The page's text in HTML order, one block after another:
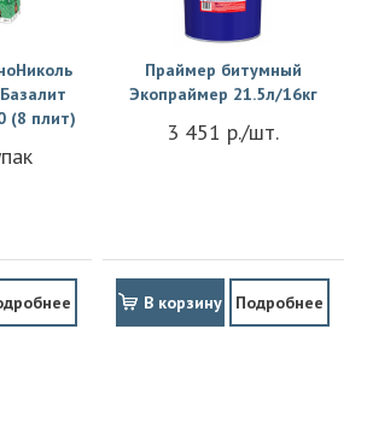
(8 плит)
Праймер битумный
Экопраймер 21.5л/16кг
3 451 р./шт.
В корзину Подробнее